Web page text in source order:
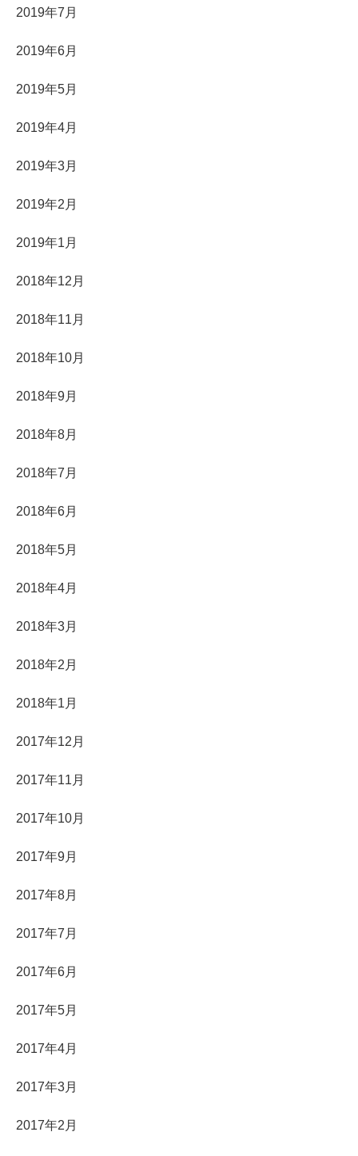
2019年7月
2019年6月
2019年5月
2019年4月
2019年3月
2019年2月
2019年1月
2018年12月
2018年11月
2018年10月
2018年9月
2018年8月
2018年7月
2018年6月
2018年5月
2018年4月
2018年3月
2018年2月
2018年1月
2017年12月
2017年11月
2017年10月
2017年9月
2017年8月
2017年7月
2017年6月
2017年5月
2017年4月
2017年3月
2017年2月